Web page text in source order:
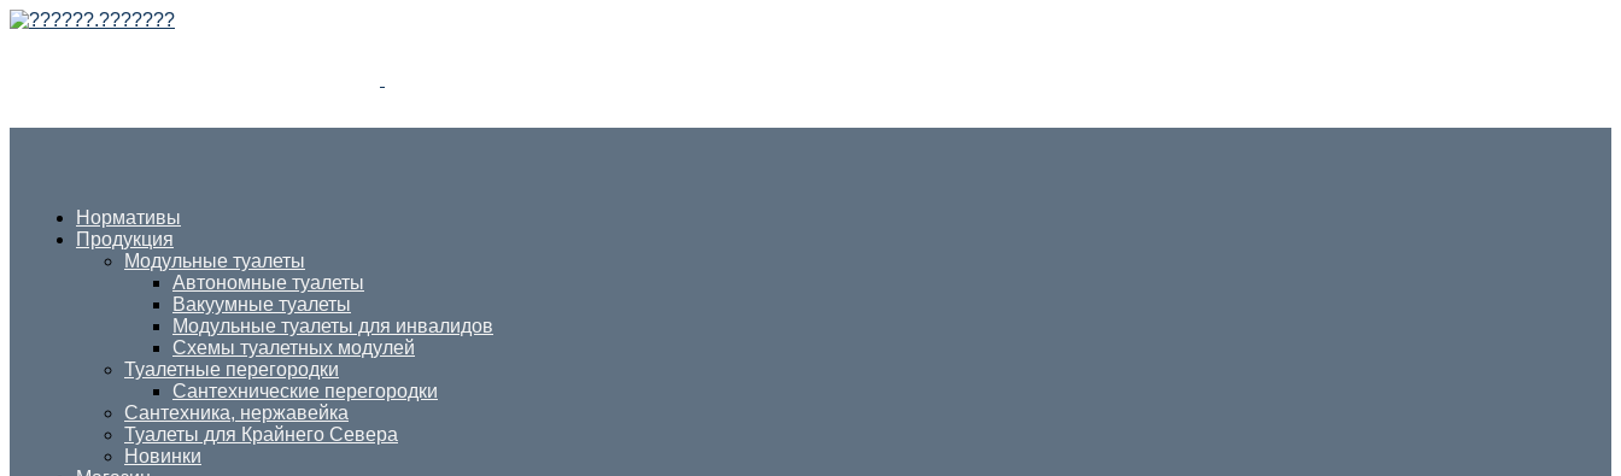
Нормативы
Продукция
Модульные туалеты
Автономные туалеты
Вакуумные туалеты
Модульные туалеты для инвалидов
Схемы туалетных модулей
Туалетные перегородки
Сантехнические перегородки
Сантехника, нержавейка
Туалеты для Крайнего Севера
Новинки